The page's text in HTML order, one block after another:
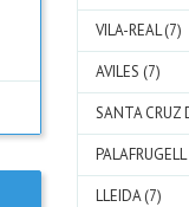
VILA-REAL (7)
AVILES (7)
SANTA CRUZ
LLEIDA (7)